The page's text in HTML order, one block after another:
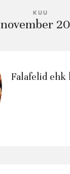
KUU
november
Falafelid